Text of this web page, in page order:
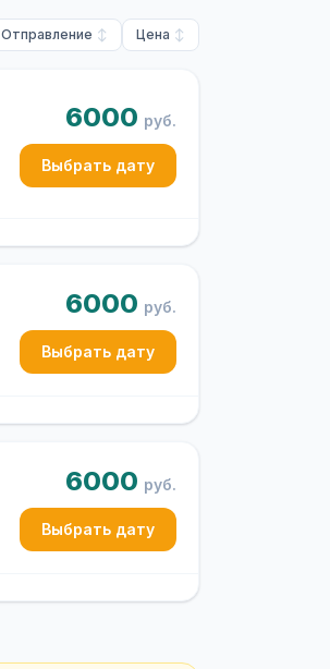
Отправление Цена
6000 руб.
Выбрать дату
6000 руб.
Выбрать дату
6000 руб.
Выбрать дату